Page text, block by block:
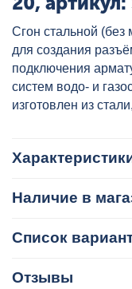
Сгон стальной (без
для создания
подключения
систем водо- и
изготовлен из
Наличие в
Список
Отзывы